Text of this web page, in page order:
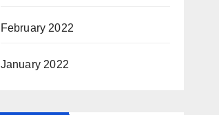
February 2022
January 2022